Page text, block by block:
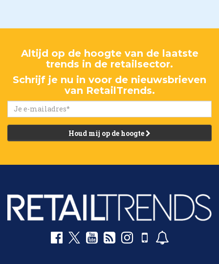
Altijd op de hoogte van de laatste
trends in de retailsector.
Schrijf je nu in voor de nieuwsbrieven
van RetailTrends.
Houd mij op de hoogte